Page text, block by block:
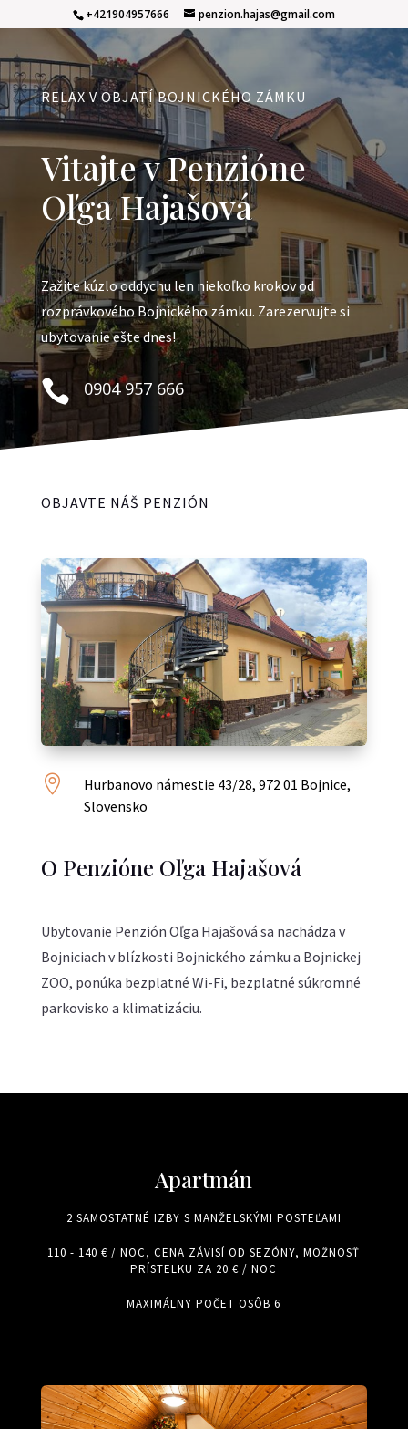
+421904957666 penzion.hajas@gmail.com
RELAX V OBJATÍ BOJNICKÉHO ZÁMKU
Vitajte v Penzióne
Oľga Hajašová
Zažite kúzlo oddychu len niekoľko krokov od
rozprávkového Bojnického zámku. Zarezervujte si
ubytovanie ešte dnes!
 0904 957 666
OBJAVTE NÁŠ PENZIÓN

Hurbanovo námestie 43/28, 972 01 Bojnice,
Slovensko
O Penzióne Oľga Hajašová
Ubytovanie Penzión Oľga Hajašová sa nachádza v
Bojniciach v blízkosti Bojnického zámku a Bojnickej
ZOO, ponúka bezplatné Wi-Fi, bezplatné súkromné
parkovisko a klimatizáciu.
Apartmán
2 SAMOSTATNÉ IZBY S MANŽELSKÝMI POSTEĽAMI
110 - 140 € / NOC, CENA ZÁVISÍ OD SEZÓNY, MOŽNOSŤ
PRÍSTELKU ZA 20 € / NOC
MAXIMÁLNY POČET OSÔB 6